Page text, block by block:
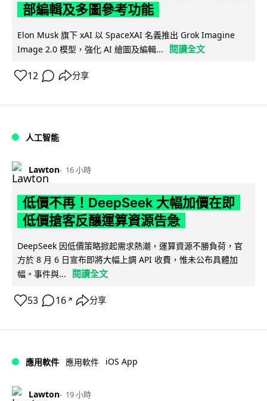
部編輯及多圖參考功能
Elon Musk 旗下 xAI 以 SpaceXAI 名義推出 Grok Imagine
Image 2.0 模型，強化 AI 繪圖及編輯...
閱讀全文
12 分享
人工智能
Lawton 16 小時
低價不再！DeepSeek 大幅加價在即
低價搶客反釀運算資源告急
DeepSeek 因低價策略掀起需求熱潮，運算資源不勝負荷，官
方於 8 月 6 日宣布即將大幅上調 API 收費，惟未公布具體加
幅。事件與...
閱讀全文
53 16 ↗ 分享
應用軟件 應用軟件 iOS App
Lawton 19 小時